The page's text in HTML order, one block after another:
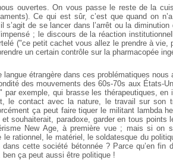
ouvertes. On vous passe le reste de la
Ce qui est sûr, c’est que quand on
s’agit de se lancer dans l’arrêt ou la
; le discours de la réaction
("ce petit cachet vous allez le prendre à vie,
un certain contrôle sur la pharmacopée
langue étrangère dans ces problématiques
des mouvements des 60s-70s aux États-
par exemple, qui brasse les thérapeutiques, en
le contact avec la nature, le travail sur son
ça peut faire tiquer le militant lambda
souhaiterait, paradoxe, garder en tous
New Age, à première vue ; mais si on
le rationnel, le matériel, le soldatesque du
dans cette société bétonnée ? Parce qu’en
ça peut aussi être politique !